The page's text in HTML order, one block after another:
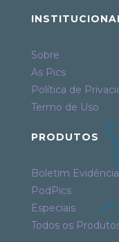
Sobre
As Pics
Política de
Termo de Uso
PRODUTOS
Boletim
PodPics
Especiais
Todos os